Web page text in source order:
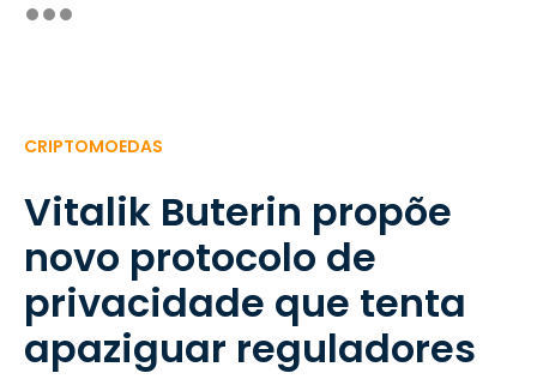
CRIPTOMOEDAS
Vitalik Buterin propõe
novo protocolo de
privacidade que tenta
apaziguar reguladores